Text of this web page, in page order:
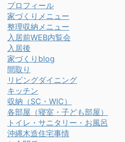
プロフィール
家づくりメニュー
整理収納メニュー
入居前WEB内覧会
入居後
家づくりblog
間取り
リビングダイニング
キッチン
収納（SC・WIC）
各部屋（寝室・子ども部屋）
トイレ・サニタリー・お風呂
沖縄木造住宅事情